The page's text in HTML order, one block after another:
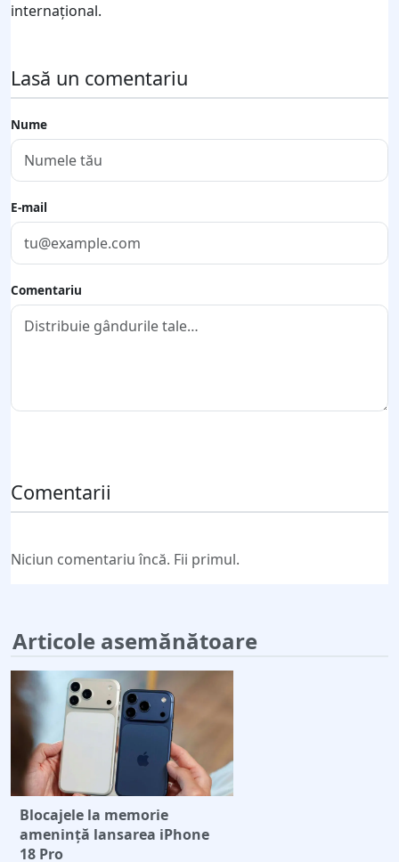
internațional.
Lasă un comentariu
Nume
E-mail
Comentariu
Comentarii
Niciun comentariu încă. Fii primul.
Articole asemănătoare
Blocajele la memorie
amenință lansarea iPhone
18 Pro